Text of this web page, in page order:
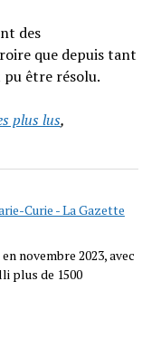
des
que depuis tant
pu être résolu.
plus lus,
Curie - La Gazette
novembre 2023, avec
plus de 1500